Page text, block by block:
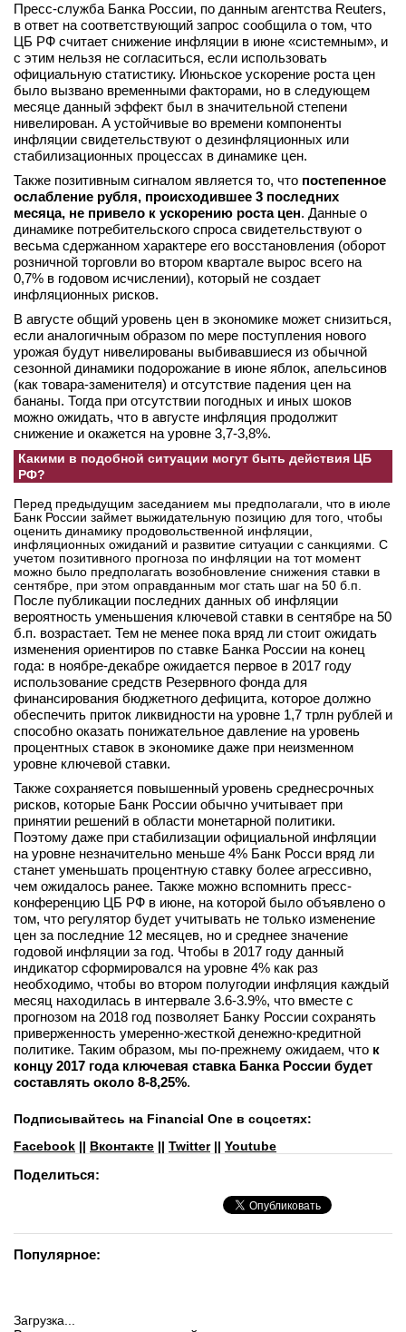
Пресс-служба Банка России, по данным агентства Reuters,
в ответ на соответствующий запрос сообщила о том, что
ЦБ РФ считает снижение инфляции в июне «системным», и
с этим нельзя не согласиться, если использовать
официальную статистику. Июньское ускорение роста цен
было вызвано временными факторами, но в следующем
месяце данный эффект был в значительной степени
нивелирован. А устойчивые во времени компоненты
инфляции свидетельствуют о дезинфляционных или
стабилизационных процессах в динамике цен.
Также позитивным сигналом является то, что постепенное
ослабление рубля, происходившее 3 последних
месяца, не привело к ускорению роста цен. Данные о
динамике потребительского спроса свидетельствуют о
весьма сдержанном характере его восстановления (оборот
розничной торговли во втором квартале вырос всего на
0,7% в годовом исчислении), который не создает
инфляционных рисков.
В августе общий уровень цен в экономике может снизиться,
если аналогичным образом по мере поступления нового
урожая будут нивелированы выбивавшиеся из обычной
сезонной динамики подорожание в июне яблок, апельсинов
(как товара-заменителя) и отсутствие падения цен на
бананы. Тогда при отсутствии погодных и иных шоков
можно ожидать, что в августе инфляция продолжит
снижение и окажется на уровне 3,7-3,8%.
Какими в подобной ситуации могут быть действия ЦБ
РФ?
Перед предыдущим заседанием мы предполагали, что в июле
Банк России займет выжидательную позицию для того, чтобы
оценить динамику продовольственной инфляции,
инфляционных ожиданий и развитие ситуации с санкциями. С
учетом позитивного прогноза по инфляции на тот момент
можно было предполагать возобновление снижения ставки в
сентябре, при этом оправданным мог стать шаг на 50 б.п.
После публикации последних данных об инфляции
вероятность уменьшения ключевой ставки в сентябре на 50
б.п. возрастает. Тем не менее пока вряд ли стоит ожидать
изменения ориентиров по ставке Банка России на конец
года: в ноябре-декабре ожидается первое в 2017 году
использование средств Резервного фонда для
финансирования бюджетного дефицита, которое должно
обеспечить приток ликвидности на уровне 1,7 трлн рублей и
способно оказать понижательное давление на уровень
процентных ставок в экономике даже при неизменном
уровне ключевой ставки.
Также сохраняется повышенный уровень среднесрочных
рисков, которые Банк России обычно учитывает при
принятии решений в области монетарной политики.
Поэтому даже при стабилизации официальной инфляции
на уровне незначительно меньше 4% Банк Росси вряд ли
станет уменьшать процентную ставку более агрессивно,
чем ожидалось ранее. Также можно вспомнить пресс-
конференцию ЦБ РФ в июне, на которой было объявлено о
том, что регулятор будет учитывать не только изменение
цен за последние 12 месяцев, но и среднее значение
годовой инфляции за год. Чтобы в 2017 году данный
индикатор сформировался на уровне 4% как раз
необходимо, чтобы во втором полугодии инфляция каждый
месяц находилась в интервале 3.6-3.9%, что вместе с
прогнозом на 2018 год позволяет Банку России сохранять
приверженность умеренно-жесткой денежно-кредитной
политике. Таким образом, мы по-прежнему ожидаем, что к
концу 2017 года ключевая ставка Банка России будет
составлять около 8-8,25%.
Подписывайтесь на Financial One в соцсетях:
Facebook || Вконтакте || Twitter|| Youtube
Поделиться:
Популярное:
Загрузка...